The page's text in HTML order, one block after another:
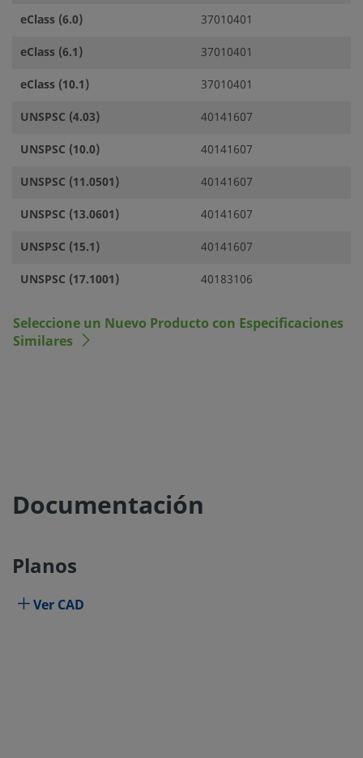
eClass (6.0)
37010401
eClass (6.1)
37010401
eClass (10.1)
37010401
UNSPSC (4.03)
40141607
UNSPSC (10.0)
40141607
UNSPSC (11.0501)
40141607
UNSPSC (13.0601)
40141607
UNSPSC (15.1)
40141607
UNSPSC (17.1001)
40183106
Seleccione un Nuevo Producto con Especificaciones
Similares
Documentación
Planos
Ver CAD